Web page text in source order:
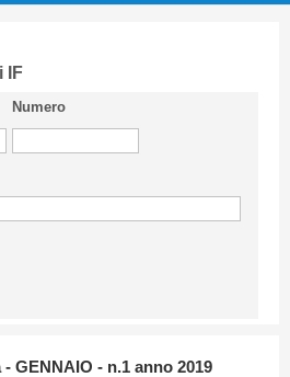
IF
Numero
GENNAIO - n.1 anno 2019